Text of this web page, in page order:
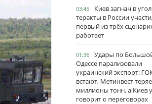
03:45
Киев загнан в
теракты в России
первый из трёх
работает
01:36
Удары по
Одессе парализовали
украинский экспорт:
встают, Метинвест
миллионы тонн, а Киев
говорит о переговорах